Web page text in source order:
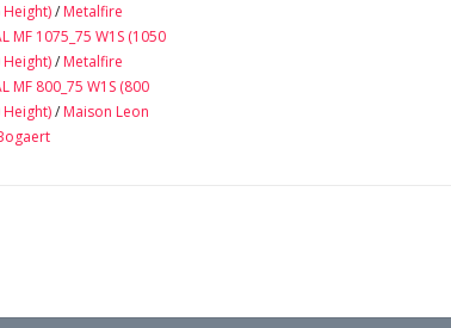
/ Metalfire
MF 1075_75 W1S (1050
/ Metalfire
MF 800_75 W1S (800
/ Maison Leon